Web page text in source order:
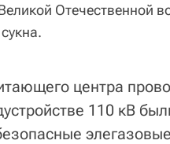
Отечественной
центра
110 кВ